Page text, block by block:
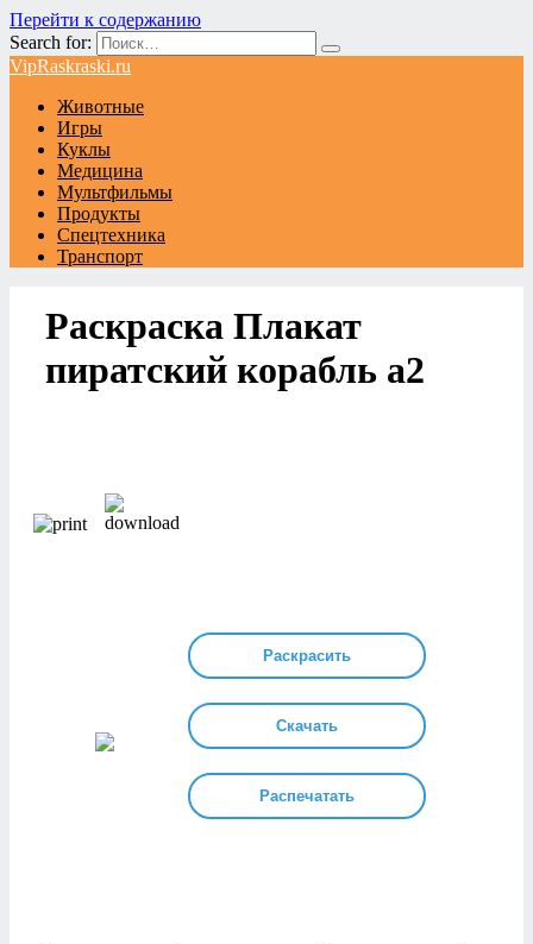
Перейти к содержанию
Search for:
VipRaskraski.ru
Животные
Игры
Куклы
Медицина
Мультфильмы
Продукты
Спецтехника
Транспорт
Раскраска Плакат
пиратский корабль а2
Раскрасить
Скачать
Распечатать